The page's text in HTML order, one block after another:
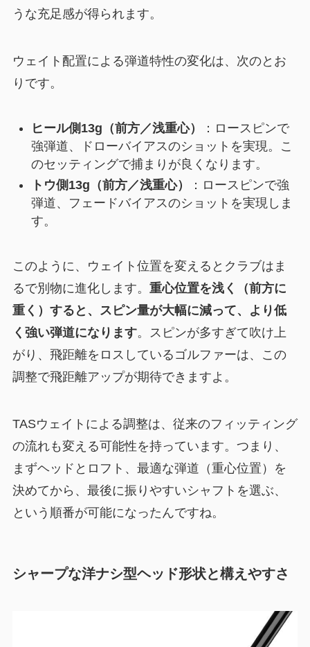
うな充足感が得られます。
ウェイト配置による弾道特性の変化は、次のとお
りです。
ヒール側13g（前方／浅重心）
：ロースピンで
強弾道、ドローバイアスのショットを実現。こ
のセッティングで捕まりが良くなります。
トウ側13g（前方／浅重心）
：ロースピンで強
弾道、フェードバイアスのショットを実現しま
す。
このように、ウェイト位置を変えるとクラブはま
るで別物に進化します。 重心位置を浅く（前方に
重く）すると、スピン量が大幅に減って、より低
く強い弾道になります。スピンが多すぎて吹け上
がり、飛距離をロスしているゴルファーは、この
調整で飛距離アップが期待できますよ。
TASウェイトによる調整は、従来のフィッティング
の流れも変える可能性を持っています。つまり、
まずヘッドとロフト、最適な弾道（重心位置）を
決めてから、最後に振りやすいシャフトを選ぶ、
という順番が可能になったんですね。
シャープな洋ナシ型ヘッド形状と構えやすさ